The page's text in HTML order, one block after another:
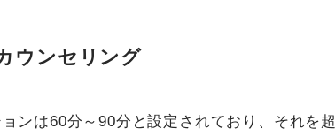
ウンセリング
ンは60分～90分と設定されており、それを超